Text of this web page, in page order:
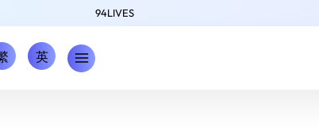
94LIVES
英